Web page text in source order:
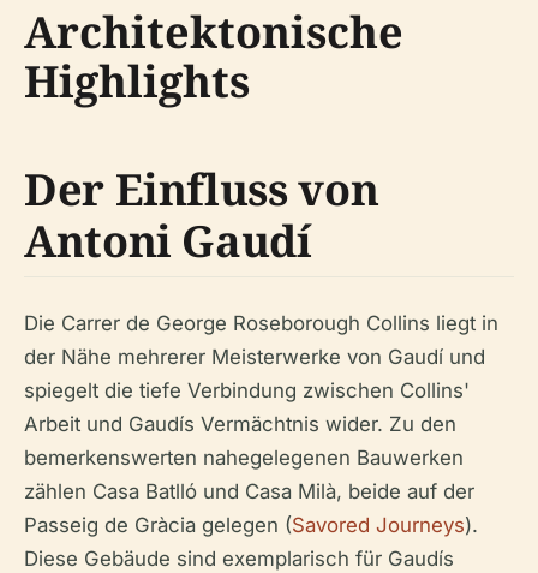
Architektonische
Highlights
Der Einfluss von
Antoni Gaudí
Die Carrer de George Roseborough Collins liegt in
der Nähe mehrerer Meisterwerke von Gaudí und
spiegelt die tiefe Verbindung zwischen Collins'
Arbeit und Gaudís Vermächtnis wider. Zu den
bemerkenswerten nahegelegenen Bauwerken
zählen Casa Batlló und Casa Milà, beide auf der
Passeig de Gràcia gelegen (Savored Journeys).
Diese Gebäude sind exemplarisch für Gaudís